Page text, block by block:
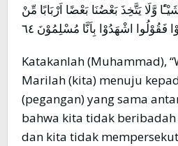
وَّلَا يَتَّخِذَ بَعْضُنَا بَعْضًا اَرْبَابًا مِّنْ
فَقُوْلُوا اشْهَدُوْا بِاَنَّا مُسْلِمُوْنَ ٦٤
Katakanlah (Muhammad),
Marilah (kita) menuju
(pegangan) yang sama
bahwa kita tidak
dan kita tidak